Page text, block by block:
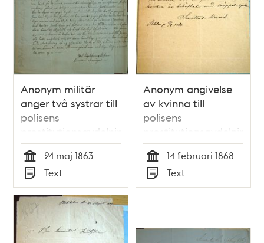
Anonym militär
anger två systrar till
polisens
prostitutionsavdelning
Tid
24 maj 1863
Typ
Text
Anonym angivelse
av kvinna till
polisens
prostitutionsavdelning,
den 14 februari 1868
Tid
14 februari 1868
Typ
Text